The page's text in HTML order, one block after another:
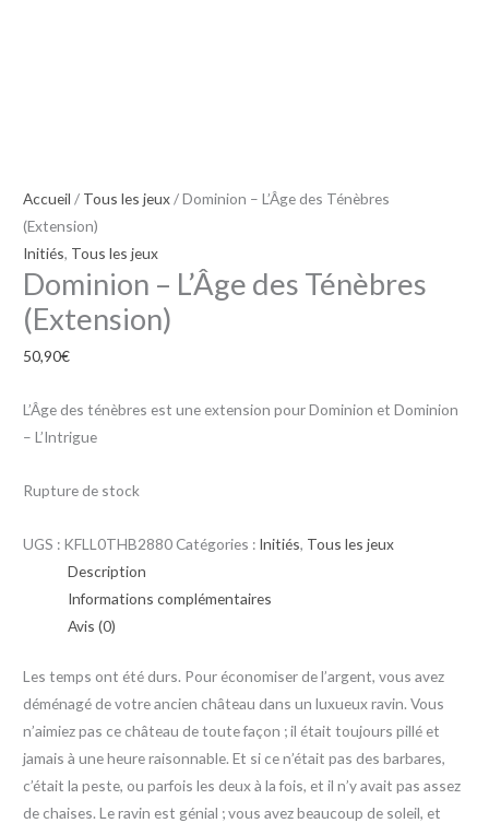
Accueil / Tous les jeux/ Dominion – L’Âge des Ténèbres
(Extension)
Initiés, Tous les jeux
Dominion – L’Âge des Ténèbres
(Extension)
50,90€
L’Âge des ténèbres est une extension pour Dominion et Dominion
– L’Intrigue
Rupture de stock
UGS : KFLL0THB2880 Catégories : Initiés, Tous les jeux
Description
Informations complémentaires
Avis (0)
Les temps ont été durs. Pour économiser de l’argent, vous avez
déménagé de votre ancien château dans un luxueux ravin. Vous
n’aimiez pas ce château de toute façon ; il était toujours pillé et
jamais à une heure raisonnable. Et si ce n’était pas des barbares,
c’était la peste, ou parfois les deux à la fois, et il n’y avait pas assez
de chaises. Le ravin est génial ; vous avez beaucoup de soleil, et